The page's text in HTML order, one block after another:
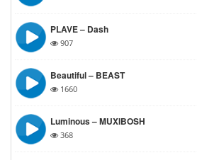
PLAVE – Dash
907
Beautiful – BEAST
1660
Luminous – MUXIBOSH
368